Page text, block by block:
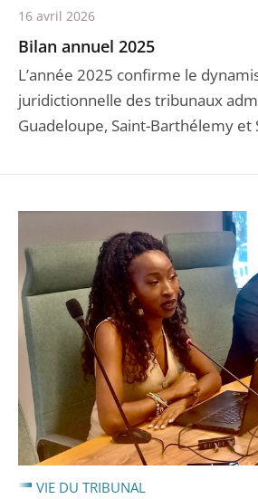
Bilan annuel 2025
L’année 2025 confirme le
juridictionnelle des tribunaux
Guadeloupe, Saint-Barthélemy et
16 avril 2026
VIE DU TRIBUNAL